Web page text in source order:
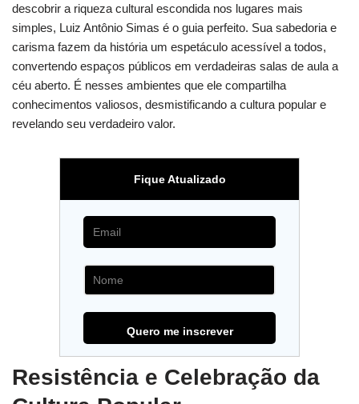
descobrir a riqueza cultural escondida nos lugares mais
simples, Luiz Antônio Simas é o guia perfeito. Sua sabedoria e
carisma fazem da história um espetáculo acessível a todos,
convertendo espaços públicos em verdadeiras salas de aula a
céu aberto. É nesses ambientes que ele compartilha
conhecimentos valiosos, desmistificando a cultura popular e
revelando seu verdadeiro valor.
Fique Atualizado
Resistência e Celebração da